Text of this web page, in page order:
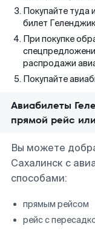
Покупайте туда
билет
При покупке
распродажи
Покупайте
Авиабилеты
прямой рейс
Вы можете
Сахалинск с
способами:
прямым рейсом
рейс с